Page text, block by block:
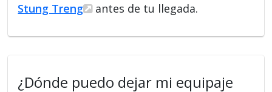
Stung Treng
antes de tu llegada.
¿Dónde puedo dejar mi equipaje